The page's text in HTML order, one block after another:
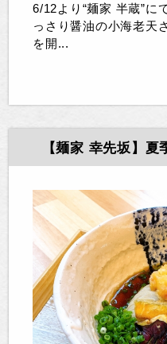
6/12より“麺家 半蔵”に
っさり醤油の小海老天
を開...
【麺家 幸先坂】